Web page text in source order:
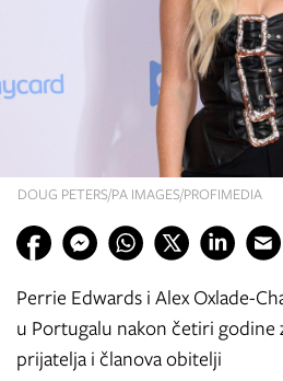
DOUG PETERS/PA IMAGES/PROFIMEDIA
Perrie Edwards i Alex Oxlade-
u Portugalu nakon četiri godine
prijatelja i članova obitelji